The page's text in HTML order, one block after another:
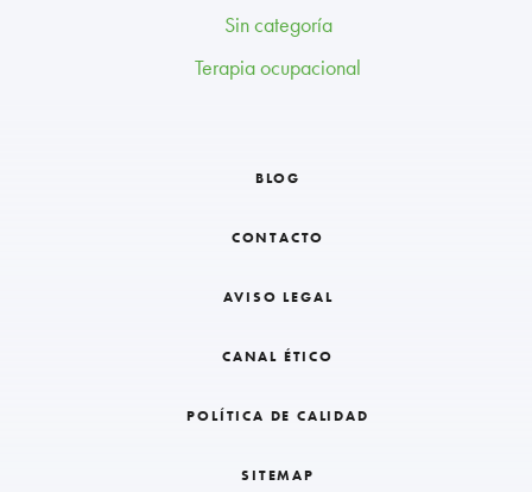
Sin categoría
Terapia ocupacional
BLOG
CONTACTO
AVISO LEGAL
CANAL ÉTICO
POLÍTICA DE CALIDAD
SITEMAP